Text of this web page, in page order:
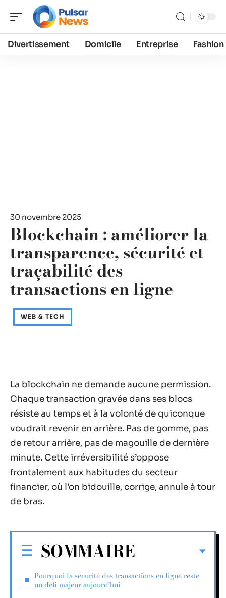
Divertissement Domicile Entreprise Fashion
30 novembre 2025
Blockchain : améliorer la
transparence, sécurité et
traçabilité des
transactions en ligne
WEB & TECH
La blockchain ne demande aucune permission.
Chaque transaction gravée dans ses blocs
résiste au temps et à la volonté de quiconque
voudrait revenir en arrière. Pas de gomme, pas
de retour arrière, pas de magouille de dernière
minute. Cette irréversibilité s’oppose
frontalement aux habitudes du secteur
financier, où l’on bidouille, corrige, annule à tour
de bras.
SOMMAIRE
Pourquoi la sécurité des transactions en ligne reste
un défi majeur aujourd’hui